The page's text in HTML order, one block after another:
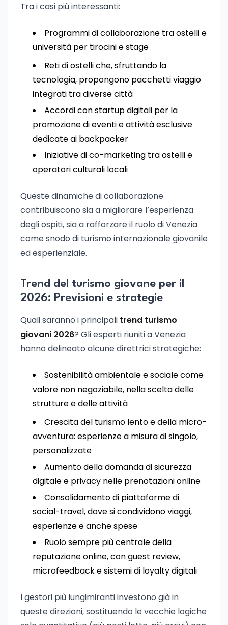
Tra i casi più interessanti:
Programmi di collaborazione tra ostelli e
università per tirocini e stage
Reti di ostelli che, sfruttando la
tecnologia, propongono pacchetti viaggio
integrati tra diverse città
Accordi con startup digitali per la
promozione di eventi e attività esclusive
dedicate ai backpacker
Iniziative di co-marketing tra ostelli e
operatori culturali locali
Queste dinamiche di collaborazione
contribuiscono sia a migliorare l’esperienza
degli ospiti, sia a rafforzare il ruolo di Venezia
come snodo di turismo internazionale giovanile
ed esperienziale.
Trend del turismo giovane per il
2026: Previsioni e strategie
Quali saranno i principali trend turismo
giovani 2026? Gli esperti riuniti a Venezia
hanno delineato alcune direttrici strategiche:
Sostenibilità ambientale e sociale come
valore non negoziabile, nella scelta delle
strutture e delle attività
Crescita del turismo lento e della micro-
avventura: esperienze a misura di singolo,
personalizzate
Aumento della domanda di sicurezza
digitale e privacy nelle prenotazioni online
Consolidamento di piattaforme di
social-travel, dove si condividono viaggi,
esperienze e anche spese
Ruolo sempre più centrale della
reputazione online, con guest review,
microfeedback e sistemi di loyalty digitali
I gestori più lungimiranti investono già in
queste direzioni, sostituendo le vecchie logiche